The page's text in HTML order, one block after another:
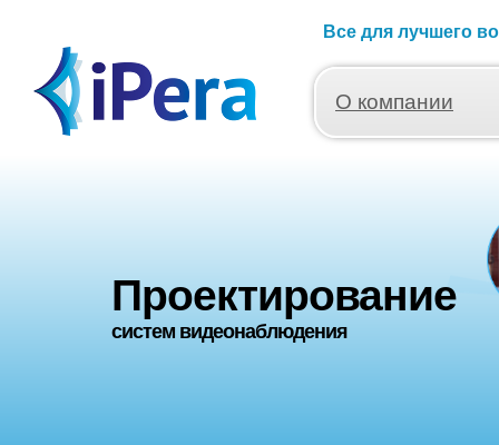
Все для лучшего
О компании
Дистрибуция
систем видеонаблюдения